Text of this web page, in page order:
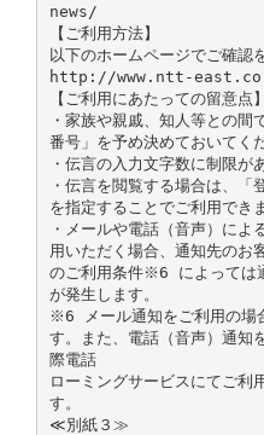
news/
【ご利用方法】
以下のホームページでご確認
http://www.ntt-
【ご利用にあたっての留意点】
・家族や親戚、知人等との間
番号」を予め決めておいてく
・伝言の入力文字数に制限が
・伝言を閲覧する場合は、「
を指定することでご利用できま
・メールや電話（音声）によ
用いただく場合、通知先のお
のご利用条件※6 によっては
が発生します。
※6 メール通知をご利用の場
す。また、電話（音声）通知
際電話
ローミングサービスにてご利
す。
≪別紙３≫